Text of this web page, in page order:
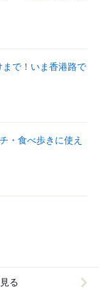
まで！いま香港路で
・食べ歩きに使え
る